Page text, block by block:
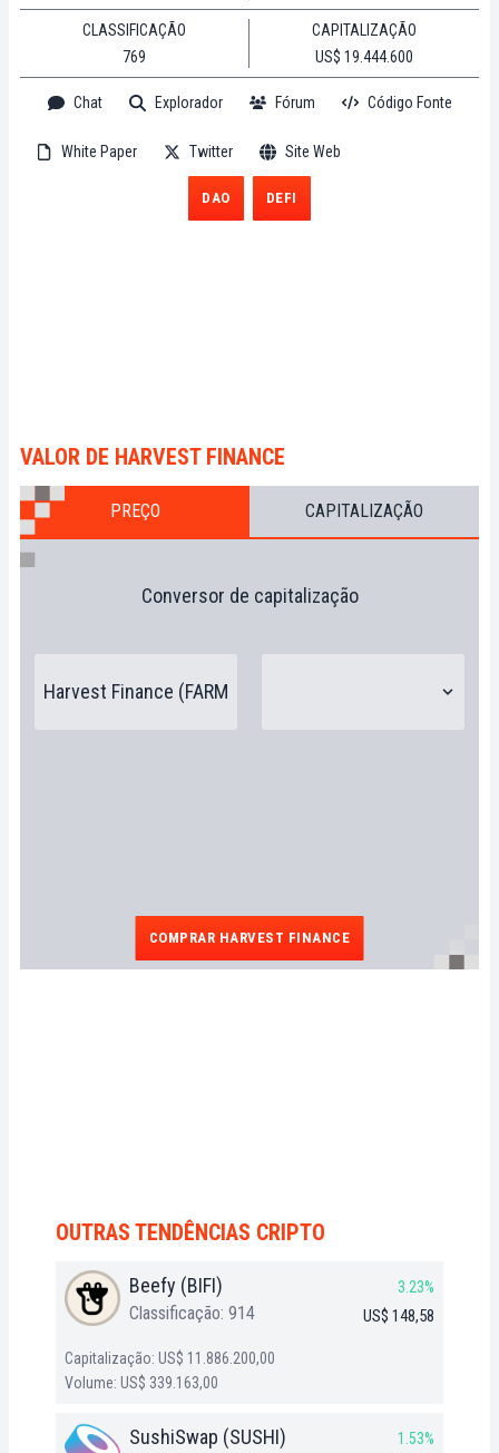
CLASSIFICAÇÃO
769
CAPITALIZAÇÃO
US$ 19.444.600
Chat Explorador Fórum Código Fonte
White Paper Twitter Site Web
DAO DEFI
VALOR DE HARVEST FINANCE
PREÇO CAPITALIZAÇÃO
Conversor de capitalização
COMPRAR HARVEST FINANCE
OUTRAS TENDÊNCIAS CRIPTO
Beefy (BIFI)
Classificação: 914
3.23%
US$ 148,58
Capitalização: US$ 11.886.200,00
Volume: US$ 339.163,00
SushiSwap (SUSHI) 1.53%